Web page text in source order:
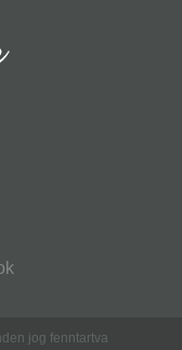
jog fenntartva